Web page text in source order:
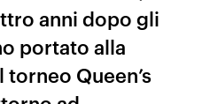
anni dopo gli
portato alla
Queen’s